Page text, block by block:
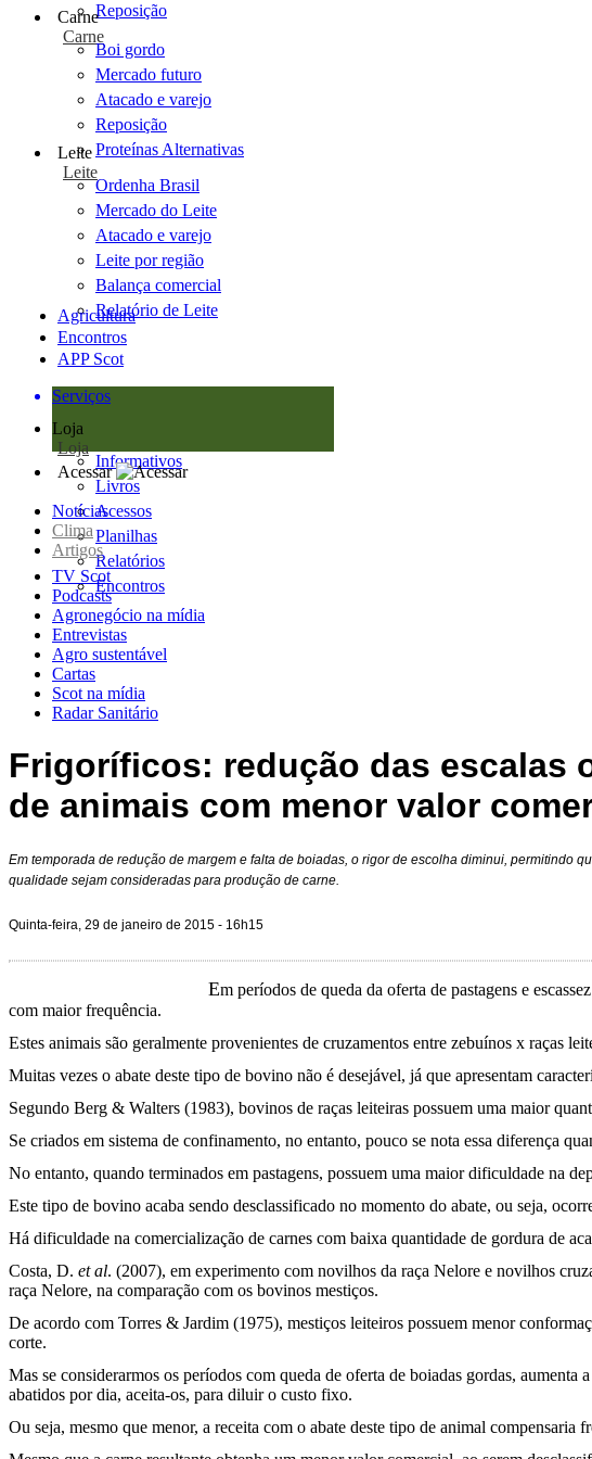
Reposição
Carne
Carne
Boi gordo
Mercado futuro
Atacado e varejo
Reposição
Proteínas Alternativas
Leite
Leite
Ordenha Brasil
Mercado do Leite
Atacado e varejo
Leite por região
Balança comercial
Relatório de Leite
Agricultura
Encontros
APP Scot
Serviços
Loja
Loja
Informativos
Livros
Acessos
Planilhas
Relatórios
Encontros
Acessar
Notícias
Clima
Artigos
TV Scot
Podcasts
Agronegócio na mídia
Entrevistas
Agro sustentável
Cartas
Scot na mídia
Radar Sanitário
Frigoríficos: redução das escalas
de animais com menor valor
Em temporada de redução de margem e falta de boiadas, o rigor de escolha diminui, permitindo
qualidade sejam consideradas para produção de carne.
Quinta-feira, 29 de janeiro de 2015 - 16h15
Em períodos de queda da oferta de pastagens e
com maior frequência.
Estes animais são geralmente provenientes de cruzamentos entre zebuínos x raças
Muitas vezes o abate deste tipo de bovino não é desejável, já que apresentam
Segundo Berg & Walters (1983), bovinos de raças leiteiras possuem uma maior
Se criados em sistema de confinamento, no entanto, pouco se nota essa diferença
No entanto, quando terminados em pastagens, possuem uma maior dificuldade na
Este tipo de bovino acaba sendo desclassificado no momento do abate, ou seja,
Há dificuldade na comercialização de carnes com baixa quantidade de gordura de
Costa, D. et al. (2007), em experimento com novilhos da raça Nelore e novilhos
raça Nelore, na comparação com os bovinos mestiços.
De acordo com Torres & Jardim (1975), mestiços leiteiros possuem menor
corte.
Mas se considerarmos os períodos com queda de oferta de boiadas gordas,
abatidos por dia, aceita-os, para diluir o custo fixo.
Ou seja, mesmo que menor, a receita com o abate deste tipo de animal compensaria